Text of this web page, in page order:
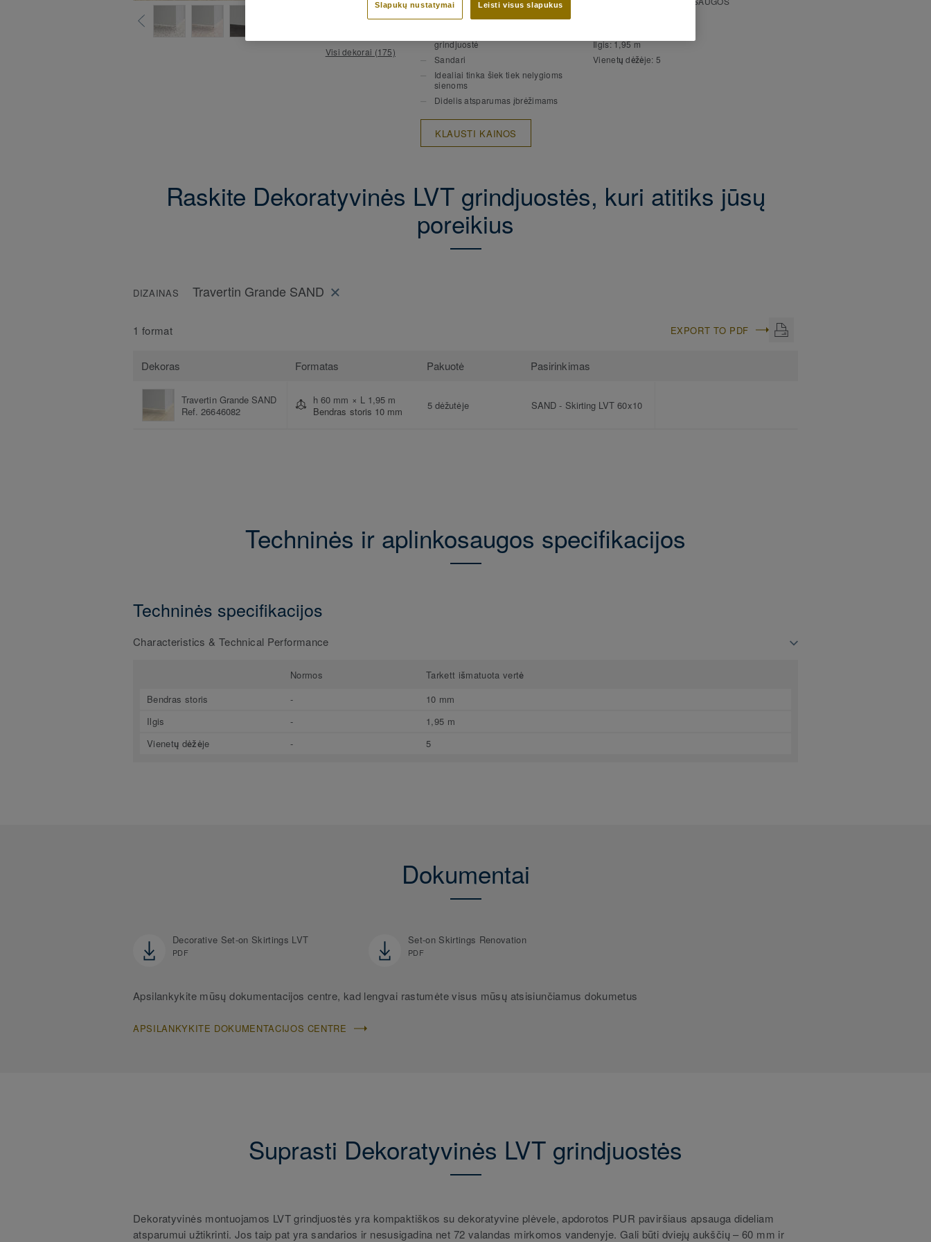
Visi dekorai (175)
nepriekaištingai derančių spalvų pilnai apdailai užtikrinti.
grindimis (Glue-Down, Click ir Loose-Lay).
Derančios spalvos
grindjuostė
Sandari
Idealiai tinka šiek tiek nelygioms
sienoms
Didelis atsparumas įbrėžimams
Ilgis:1,95 m
Vienetų dėžėje: 5
KLAUSTI KAINOS
Raskite Dekoratyvinės LVT grindjuostės, kuri atitiks jūsų
poreikius
DIZAINAS Travertin Grande SAND
1 format EXPORT TO PDF
Dekoras Formatas Pakuotė Pasirinkimas
Travertin Grande SAND
Ref. 26646082
h 60 mm × L 1,95 m
Bendras storis 10 mm
5 dėžutėje SAND- Skirting LVT 60x10
Techninės ir aplinkosaugos specifikacijos
Techninės specifikacijos
Characteristics & Technical Performance
Normos
Tarkett išmatuota vertė
Bendras storis
-
10 mm
Ilgis
-
1,95 m
Vienetų dėžėje
- 5
Dokumentai
Decorative Set-on Skirtings LVT
PDF
Set-on Skirtings Renovation
PDF
Apsilankykite mūsų dokumentacijos centre, kad lengvai rastumėte visus mūsų atsisiunčiamus dokumetus
APSILANKYKITE DOKUMENTACIJOS CENTRE
Suprasti Dekoratyvinės LVT grindjuostės
Dekoratyvinės montuojamos LVT grindjuostės yra kompaktiškos su dekoratyvine plėvele, apdorotos PUR paviršiaus apsauga dideliam
atsparumui užtikrinti. Jos taip pat yra sandarios ir nesusigadina net 72 valandas mirkomos vandenyje. Gali būti dviejų aukščių – 60 mm ir
Leisti visus slapukus
Slapukų nustatymai